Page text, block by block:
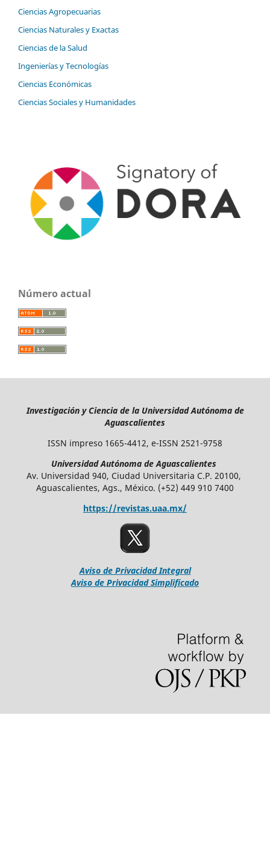
Ciencias Agropecuarias
Ciencias Naturales y Exactas
Ciencias de la Salud
Ingenierías y Tecnologías
Ciencias Económicas
Ciencias Sociales y Humanidades
Número actual
Investigación y Ciencia de la Universidad Autónoma de
Aguascalientes
ISSN impreso 1665-4412, e-ISSN 2521-9758
Universidad Autónoma de Aguascalientes
Av. Universidad 940, Ciudad Universitaria C.P. 20100,
Aguascalientes, Ags., México. (+52) 449 910 7400
https://revistas.uaa.mx/
Aviso de Privacidad Integral
Aviso de Privacidad Simplificado